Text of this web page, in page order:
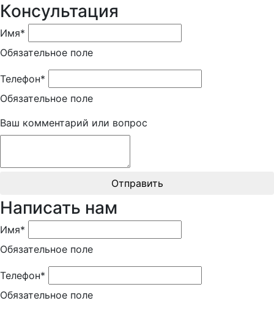
Консультация
Имя*
Обязательное поле
Телефон*
Обязательное поле
Ваш комментарий или вопрос
Отправить
Написать нам
Имя*
Обязательное поле
Телефон*
Обязательное поле